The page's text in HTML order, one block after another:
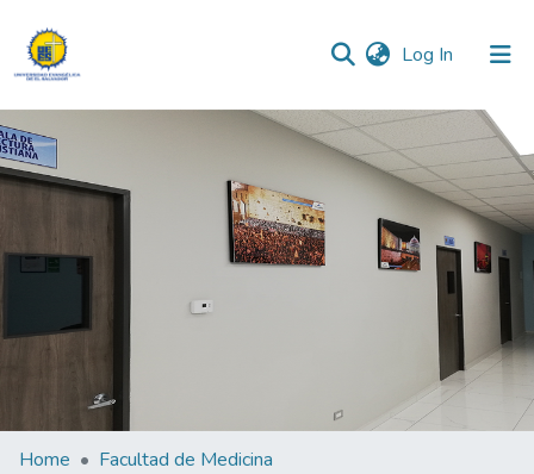
Log In (current)
Communities & Collections
All of DSpace
Home
Facultad de Medicina